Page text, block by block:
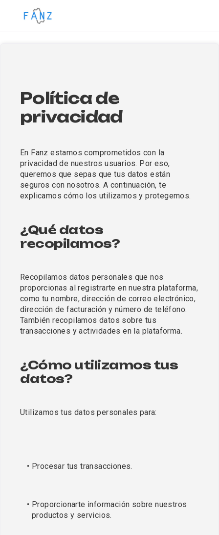
Política de
privacidad
En Fanz estamos comprometidos con la
privacidad de nuestros usuarios. Por eso,
queremos que sepas que tus datos están
seguros con nosotros. A continuación, te
explicamos cómo los utilizamos y protegemos.
¿Qué datos
recopilamos?
Recopilamos datos personales que nos
proporcionas al registrarte en nuestra plataforma,
como tu nombre, dirección de correo electrónico,
dirección de facturación y número de teléfono.
También recopilamos datos sobre tus
transacciones y actividades en la plataforma.
¿Cómo utilizamos tus
datos?
Utilizamos tus datos personales para:
Procesar tus transacciones.
Proporcionarte información sobre nuestros
productos y servicios.